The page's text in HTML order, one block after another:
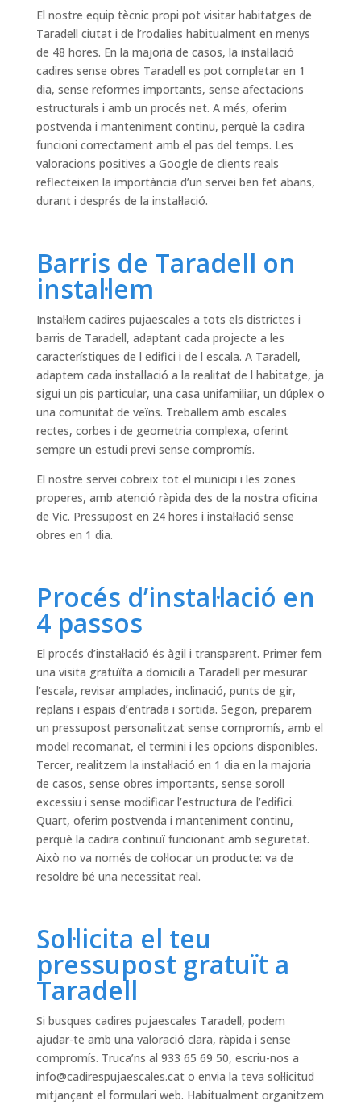
El nostre equip tècnic propi pot visitar habitatges de
Taradell ciutat i de l’rodalies habitualment en menys
de 48 hores. En la majoria de casos, la instal·lació
cadires sense obres Taradell es pot completar en 1
dia, sense reformes importants, sense afectacions
estructurals i amb un procés net. A més, oferim
postvenda i manteniment continu, perquè la cadira
funcioni correctament amb el pas del temps. Les
valoracions positives a Google de clients reals
reflecteixen la importància d’un servei ben fet abans,
durant i després de la instal·lació.
Barris de Taradell on
instal·lem
Instal·lem cadires pujaescales a tots els districtes i
barris de Taradell, adaptant cada projecte a les
característiques de l edifici i de l escala. A Taradell,
adaptem cada instal·lació a la realitat de l habitatge, ja
sigui un pis particular, una casa unifamiliar, un dúplex o
una comunitat de veïns. Treballem amb escales
rectes, corbes i de geometria complexa, oferint
sempre un estudi previ sense compromís.
El nostre servei cobreix tot el municipi i les zones
properes, amb atenció ràpida des de la nostra oficina
de Vic. Pressupost en 24 hores i instal·lació sense
obres en 1 dia.
Procés d’instal·lació en
4 passos
El procés d’instal·lació és àgil i transparent. Primer fem
una visita gratuïta a domicili a Taradell per mesurar
l’escala, revisar amplades, inclinació, punts de gir,
replans i espais d’entrada i sortida. Segon, preparem
un pressupost personalitzat sense compromís, amb el
model recomanat, el termini i les opcions disponibles.
Tercer, realitzem la instal·lació en 1 dia en la majoria
de casos, sense obres importants, sense soroll
excessiu i sense modificar l’estructura de l’edifici.
Quart, oferim postvenda i manteniment continu,
perquè la cadira continuï funcionant amb seguretat.
Això no va només de col·locar un producte: va de
resoldre bé una necessitat real.
Sol·licita el teu
pressupost gratuït a
Taradell
Si busques cadires pujaescales Taradell, podem
ajudar-te amb una valoració clara, ràpida i sense
compromís. Truca’ns al 933 65 69 50, escriu-nos a
info@cadirespujaescales.cato envia la teva sol·licitud
mitjançant el formulari web. Habitualment organitzem